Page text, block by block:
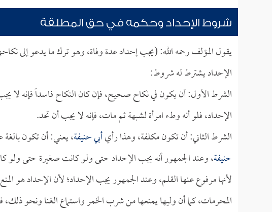
شروط الإحداد وحكمه في حق المطلقة
يقول المؤلف رحمه الله: (يجب إحداد عدة وفاة، وهو ترك ما يدعو إلى
الإحداد يشترط له شروط:
الشرط الأول: أن يكون في نكاح صحيح، فإن كان النكاح فاسداً فإنه لا
الإحداد، فلو أنه وطء امرأة لشبهة ثم مات، فإنه لا يجب أن تحد.
الشرط الثاني: أن تكون مكلفة، وهذا رأيأبي حنيفة، يعني: أن تكون
حنيفة، وعند الجمهور أنه يجب الإحداد حتى ولو كانت صغيرة حتى ولو
لأنها مرفوع عنها القلم، وعند الجمهور يجب الإحداد؛ لأن الإحداد هو
المحرمات، كما أن وليها يمنعها من شرب الخمر واستماع الغنا ونحو